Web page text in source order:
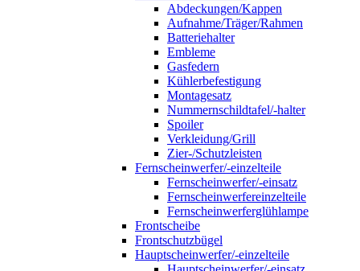
Abdeckungen/Kappen
Aufnahme/Träger/Rahmen
Batteriehalter
Embleme
Gasfedern
Kühlerbefestigung
Montagesatz
Nummernschildtafel/-halter
Spoiler
Verkleidung/Grill
Zier-/Schutzleisten
Fernscheinwerfer/-einzelteile
Fernscheinwerfer/-einsatz
Fernscheinwerfereinzelteile
Fernscheinwerferglühlampe
Frontscheibe
Frontschutzbügel
Hauptscheinwerfer/-einzelteile